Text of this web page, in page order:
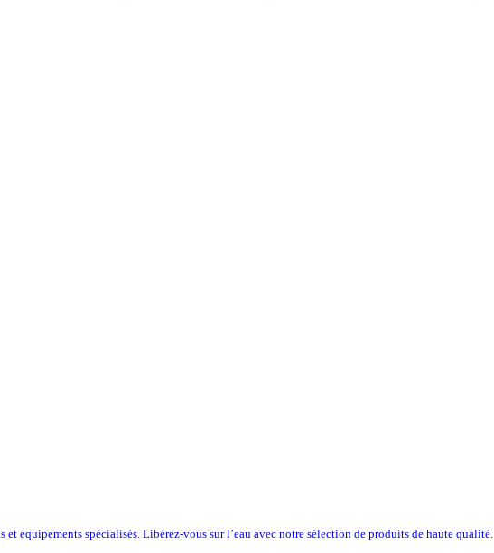
équipements spécialisés. Libérez-vous sur l’eau avec notre sélection de produits de haute qualité.